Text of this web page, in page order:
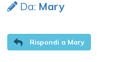
Da: Mary
Rispondi a Mary